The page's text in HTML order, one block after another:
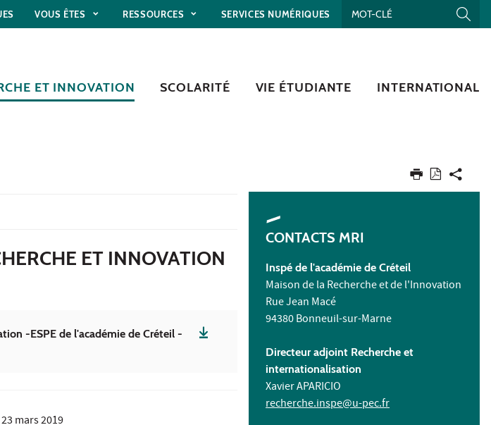
VOUS ÊTES RESSOURCES SERVICES NUMÉRIQUES
ET INNOVATION SCOLARITÉ VIE ÉTUDIANTE INTERNATIONAL
ET INNOVATION
-ESPE de l'académie de Créteil -
CONTACTS MRI
Inspé de l'académie de Créteil
Maison de la Recherche et de l'Innovation
Rue Jean Macé
94380 Bonneuil-sur-Marne
Directeur adjoint Recherche et
internationalisation
Xavier APARICIO
recherche.inspe@u-pec.fr